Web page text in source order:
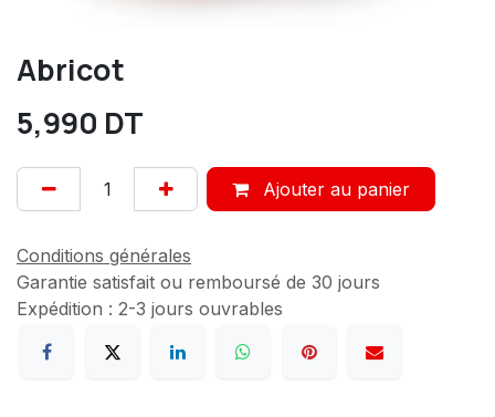
Abricot
5,990 DT
Ajouter au panier
Conditions générales
Garantie satisfait ou remboursé de 30 jours
Expédition : 2-3 jours ouvrables